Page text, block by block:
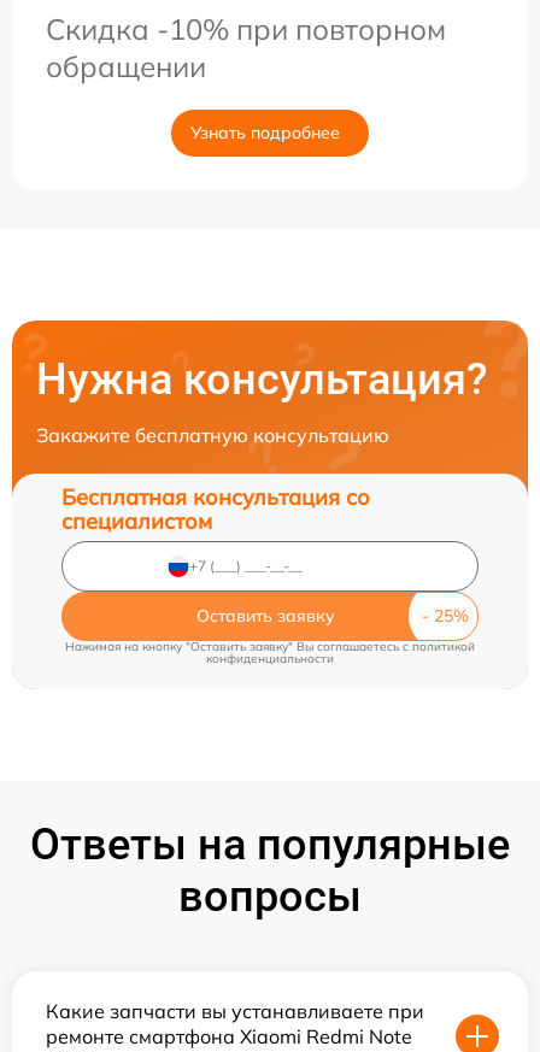
Скидка -10% при повторном
обращении
Узнать подробнее
Нужна консультация?
Закажите бесплатную консультацию
Бесплатная консультация со
специалистом
Оставить заявку
Нажимая на кнопку "Оставить заявку" Вы соглашаетесь cполитикой
конфиденциальности
Ответы на популярные
вопросы
Какие запчасти вы устанавливаете при
ремонте смартфона Xiaomi Redmi Note